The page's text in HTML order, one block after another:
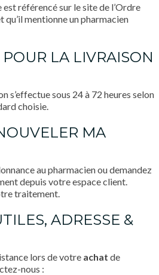
référencé sur le site de l’Ordre
qu’il mentionne un pharmacien
LA LIVRAISON
s’effectue sous 24 à 72 heures selon
choisie.
MA
au pharmacien ou demandez
depuis votre espace client.
traitement.
ADRESSE &
lors de votre achat de
nous :